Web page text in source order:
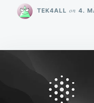
TEK4ALL on 4.